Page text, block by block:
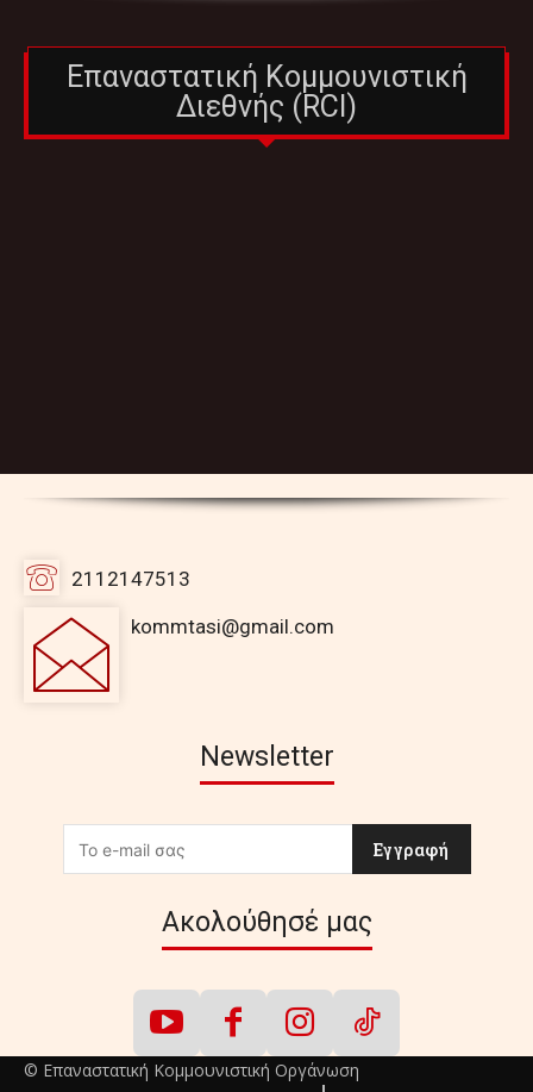
Επαναστατική Κομμουνιστική
Διεθνής (RCI)
2112147513
kommtasi@gmail.com
Newsletter
Εγγραφή
Ακολούθησέ μας
© Επαναστατική Κομμουνιστική Οργάνωση